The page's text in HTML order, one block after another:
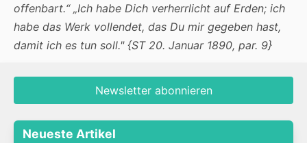
offenbart.“ „Ich habe Dich verherrlicht auf Erden; ich
habe das Werk vollendet, das Du mir gegeben hast,
damit ich es tun soll." {ST 20. Januar 1890, par. 9}
Newsletter abonnieren
Neueste Artikel